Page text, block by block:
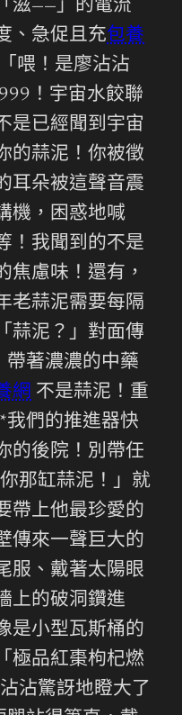
滋——」的電流
、急促且充包養
喂！是廖沾沾
！宇宙水餃聯
是已經聞到宇宙
的蒜泥！你被徵
耳朵被這聲音震
機，困惑地喊
！我聞到的不是
焦慮味！還有，
老蒜泥需要每隔
蒜泥？」對面傳
帶著濃濃的中藥
網 不是蒜泥！重
們的推進器快
的後院！別帶任
那缸蒜泥！」就
帶上他最珍愛的
傳來一聲巨大的
服、戴著太陽眼
上的破洞鑽進
是小型瓦斯桶的
極品紅棗枸杞燃
沾驚訝地瞪大了